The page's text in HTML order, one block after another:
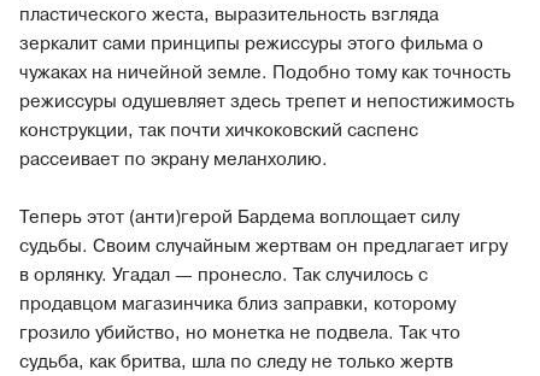
пластического жеста, выразительность взгляда
зеркалит сами принципы режиссуры этого фильма о
чужаках на ничейной земле. Подобно тому как точность
режиссуры одушевляет здесь трепет и непостижимость
конструкции, так почти хичкоковский саспенс
рассеивает по экрану меланхолию.
Теперь этот (анти)герой Бардема воплощает силу
судьбы. Своим случайным жертвам он предлагает игру
в орлянку. Угадал — пронесло. Так случилось с
продавцом магазинчика близ заправки, которому
грозило убийство, но монетка не подвела. Так что
судьба, как бритва, шла по следу не только жертв